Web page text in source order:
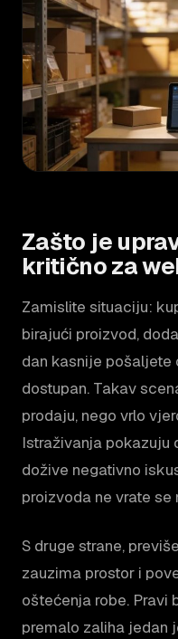
Zašto je
kritično za
Zamislite situaciju:
birajući proizvod,
dan kasnije
dostupan. Takav
prodaju, nego vrlo
Istraživanja pokazuju
dožive negativno
proizvoda ne vrate se
S druge strane,
zauzima prostor i
oštećenja robe. Pravi
premalo zaliha jedan